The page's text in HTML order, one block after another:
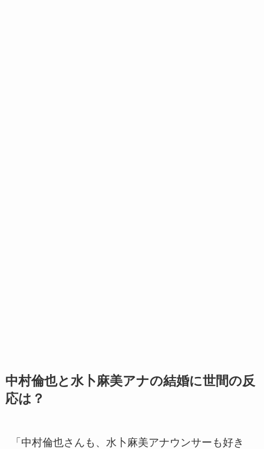
中村倫也と水卜麻美アナの結婚に世間の反
応は？
「中村倫也さんも、水卜麻美アナウンサーも好き